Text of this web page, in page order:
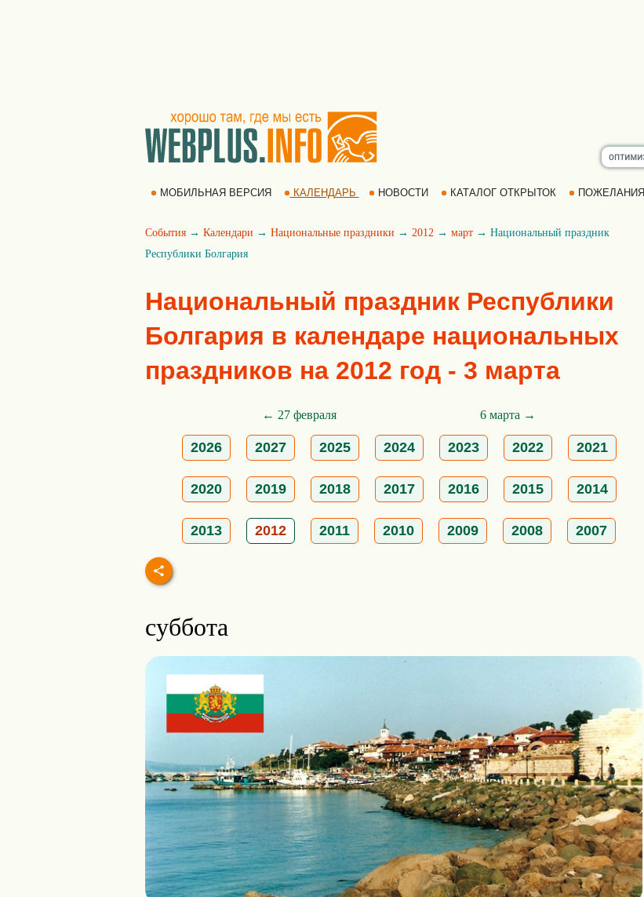
МОБИЛЬНАЯ ВЕРСИЯ КАЛЕНДАРЬ НОВОСТИ КАТАЛОГ ОТКРЫТОК ПОЖЕЛАНИЯ
События → Календари → Национальные праздники → 2012 → март → Национальный праздник
Республики Болгария
Национальный праздник Республики
Болгария в календаре национальных
праздников на 2012 год - 3 марта
← 27 февраля 6 марта →
2026 2027 2025 2024 2023 2022 2021
2020 2019 2018 2017 2016 2015 2014
2013 2012 2011 2010 2009 2008 2007
суббота